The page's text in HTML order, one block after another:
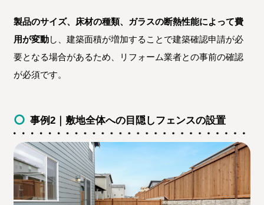
製品のサイズ、床材の種類、ガラスの断熱性能によって費
用が変動し、建築面積が増加することで建築確認申請が必
要となる場合があるため、リフォーム業者との事前の確認
が必須です。
事例2｜敷地全体への目隠しフェンスの設置